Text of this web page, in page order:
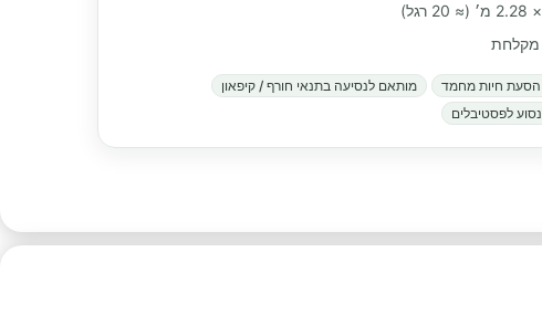
מקלחת
חיות מחמד
מותאם לנסיעה בתנאי חורף / קיפאון
לפסטיבלים